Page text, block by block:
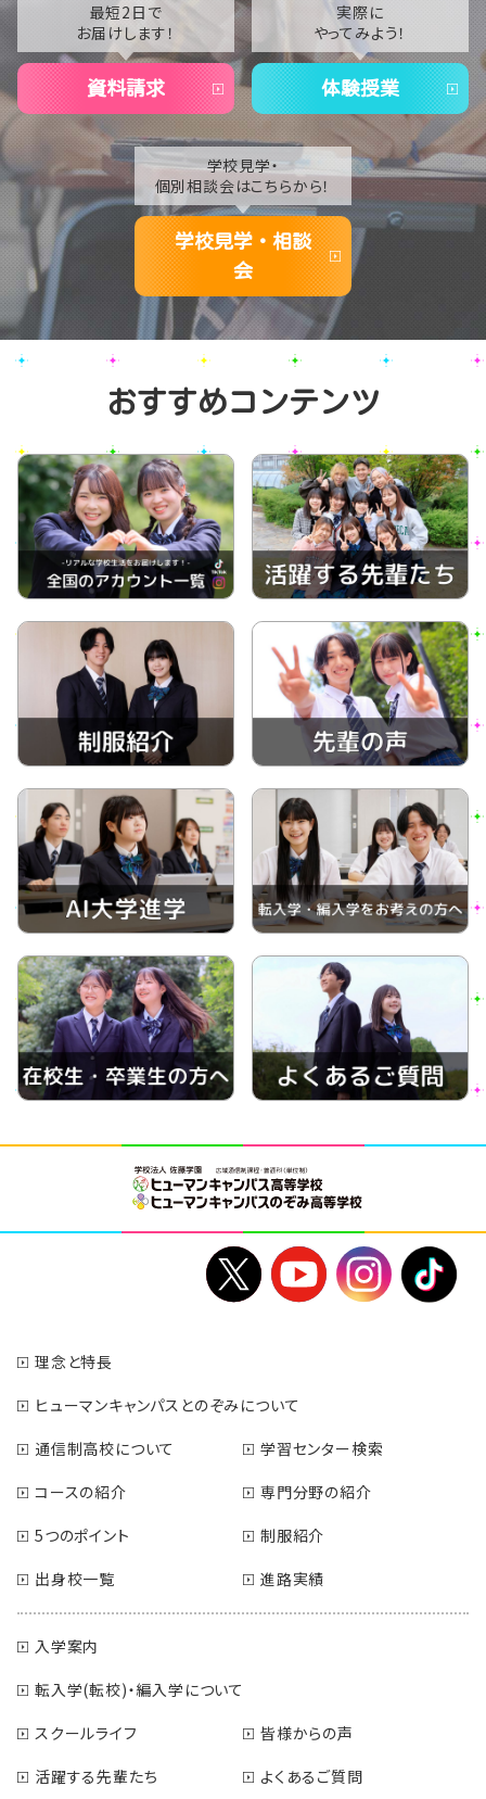
最短2日で
お届けします！
資料請求
実際に
やってみよう！
体験授業
学校見学・
個別相談会はこちらから！
学校見学・相談
会
おすすめコンテンツ
理念と特長
ヒューマンキャンパスとのぞみについて
通信制高校について
学習センター検索
コースの紹介
専門分野の紹介
5つのポイント
制服紹介
出身校一覧
進路実績
入学案内
転入学(転校)・編入学について
スクールライフ
皆様からの声
活躍する先輩たち
よくあるご質問